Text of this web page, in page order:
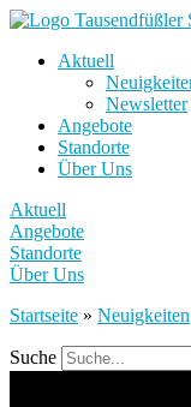
Aktuell
Newsletter
Angebote
Standorte
Über Uns
Aktuell
Angebote
Standorte
Über Uns
Startseite » Neuigkeiten
Suche